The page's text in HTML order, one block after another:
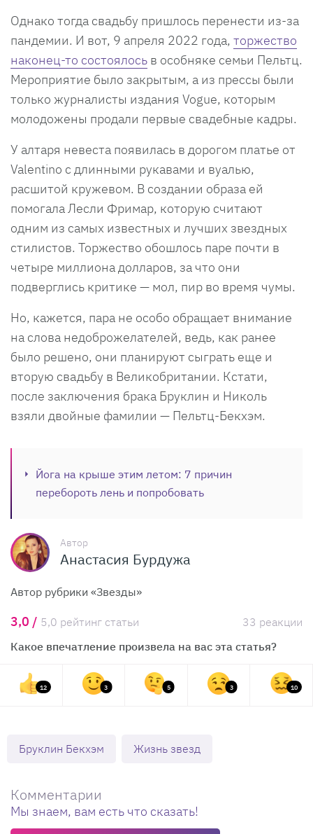
Однако тогда свадьбу пришлось перенести из-за
пандемии. И вот, 9 апреля 2022 года, торжество
наконец-то состоялось в особняке семьи Пельтц.
Мероприятие было закрытым, а из прессы были
только журналисты издания Vogue, которым
молодожены продали первые свадебные кадры.
У алтаря невеста появилась в дорогом платье от
Valentino с длинными рукавами и вуалью,
расшитой кружевом. В создании образа ей
помогала Лесли Фримар, которую считают
одним из самых известных и лучших звездных
стилистов. Торжество обошлось паре почти в
четыре миллиона долларов, за что они
подверглись критике — мол, пир во время чумы.
Но, кажется, пара не особо обращает внимание
на слова недоброжелателей, ведь, как ранее
было решено, они планируют сыграть еще и
вторую свадьбу в Великобритании. Кстати,
после заключения брака Бруклин и Николь
взяли двойные фамилии — Пельтц-Бекхэм.
Йога на крыше этим летом: 7 причин
перебороть лень и попробовать
Автор
Анастасия Бурдужа
Автор рубрики «Звезды»
3,0 / 5,0 рейтинг статьи
33 реакции
Какое впечатление произвела на вас эта статья?
12 3 5 3 10
Бруклин Бекхэм Жизнь звезд
Комментарии
Мы знаем, вам есть что сказать!